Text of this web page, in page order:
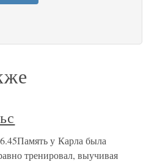
у Карла была
тренировал, выучивая